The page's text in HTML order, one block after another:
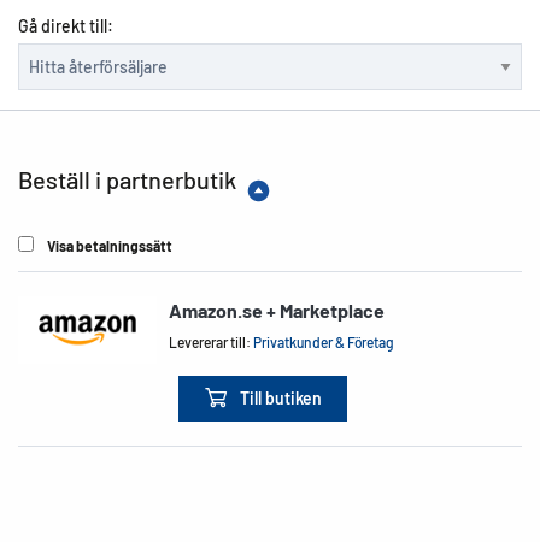
Gå direkt till:
Beställ i partnerbutik
Visa betalningssätt
Amazon.se + Marketplace
Levererar till:Privatkunder & Företag
Till butiken